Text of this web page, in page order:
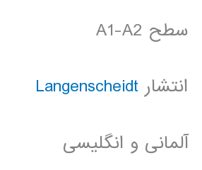
سطح A1-A2
انتشار Langenscheidt
آلمانی و انگلیسی